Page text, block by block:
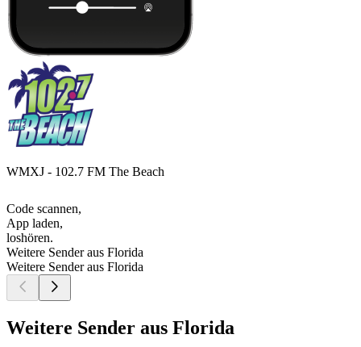
WMXJ - 102.7 FM The Beach
Code scannen,
App laden,
loshören.
Weitere Sender aus Florida
Weitere Sender aus Florida
Weitere Sender aus Florida